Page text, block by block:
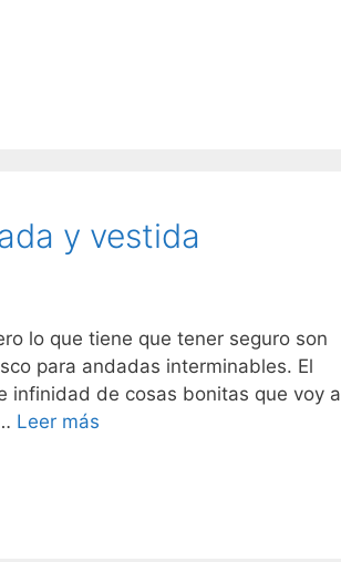
y vestida
lo que tiene que tener seguro son
para andadas interminables. El
infinidad de cosas bonitas que voy a
Leer más